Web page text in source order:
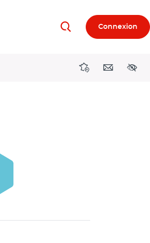
RechercherConnexion
DirectionsContact